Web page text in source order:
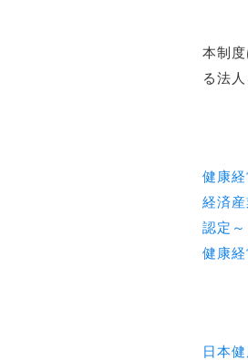
本制
る法
健康
経済
認定～
健康
日本